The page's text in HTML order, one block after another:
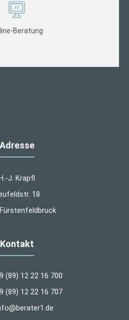
Beratung
Adresse
J. Krapfl
18
Kontakt
(89) 12 22 16 700
(89) 12 22 16 707